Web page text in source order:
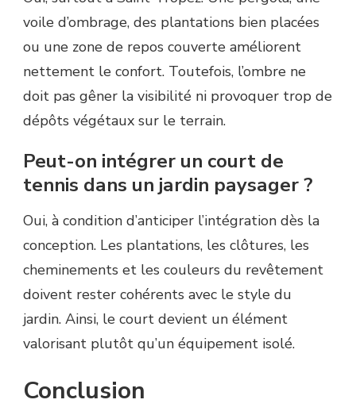
voile d’ombrage, des plantations bien placées
ou une zone de repos couverte améliorent
nettement le confort. Toutefois, l’ombre ne
doit pas gêner la visibilité ni provoquer trop de
dépôts végétaux sur le terrain.
Peut-on intégrer un court de
tennis dans un jardin paysager ?
Oui, à condition d’anticiper l’intégration dès la
conception. Les plantations, les clôtures, les
cheminements et les couleurs du revêtement
doivent rester cohérents avec le style du
jardin. Ainsi, le court devient un élément
valorisant plutôt qu’un équipement isolé.
Conclusion